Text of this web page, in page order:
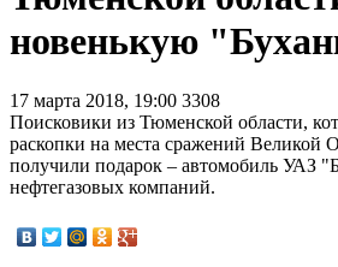
новенькую
17 марта 2018, 19:00 3308
Поисковики из Тюменской области,
раскопки на места сражений Великой
получили подарок – автомобиль УАЗ
нефтегазовых компаний.